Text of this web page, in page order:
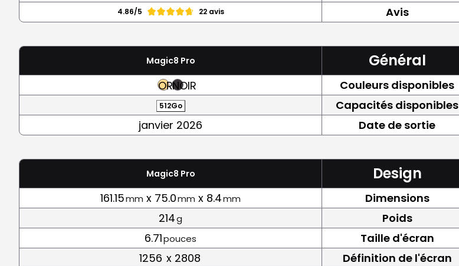
4.86/5 22 avis Avis
Magic8 Pro Général
ORNOIR Couleurs disponibles
512Go Capacités disponibles
janvier 2026 Date de sortie
Magic8 Pro Design
161.15mm x 75.0mm x 8.4mm Dimensions
214g Poids
6.71pouces Taille d'écran
1256 x 2808 Définition de l'écran